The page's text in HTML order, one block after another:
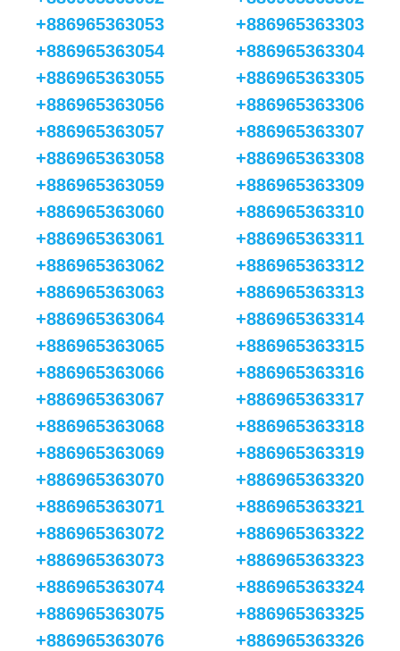
+886965363053
+886965363054
+886965363055
+886965363056
+886965363057
+886965363058
+886965363059
+886965363060
+886965363061
+886965363062
+886965363063
+886965363064
+886965363065
+886965363066
+886965363067
+886965363068
+886965363069
+886965363070
+886965363071
+886965363072
+886965363073
+886965363074
+886965363075
+886965363076
+886965363303
+886965363304
+886965363305
+886965363306
+886965363307
+886965363308
+886965363309
+886965363310
+886965363311
+886965363312
+886965363313
+886965363314
+886965363315
+886965363316
+886965363317
+886965363318
+886965363319
+886965363320
+886965363321
+886965363322
+886965363323
+886965363324
+886965363325
+886965363326